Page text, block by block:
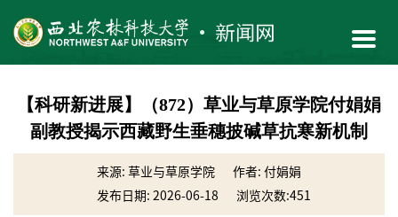
【科研新进展】（872）草业与草原学院付娟娟
副教授揭示西藏野生垂穗披碱草抗寒新机制
来源: 草业与草原学院
作者: 付娟娟
发布日期: 2026-06-18
浏览次数:451